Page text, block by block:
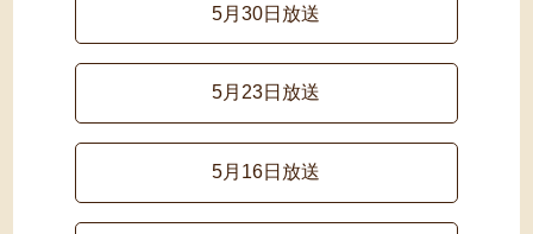
5月30日放送
5月23日放送
5月16日放送